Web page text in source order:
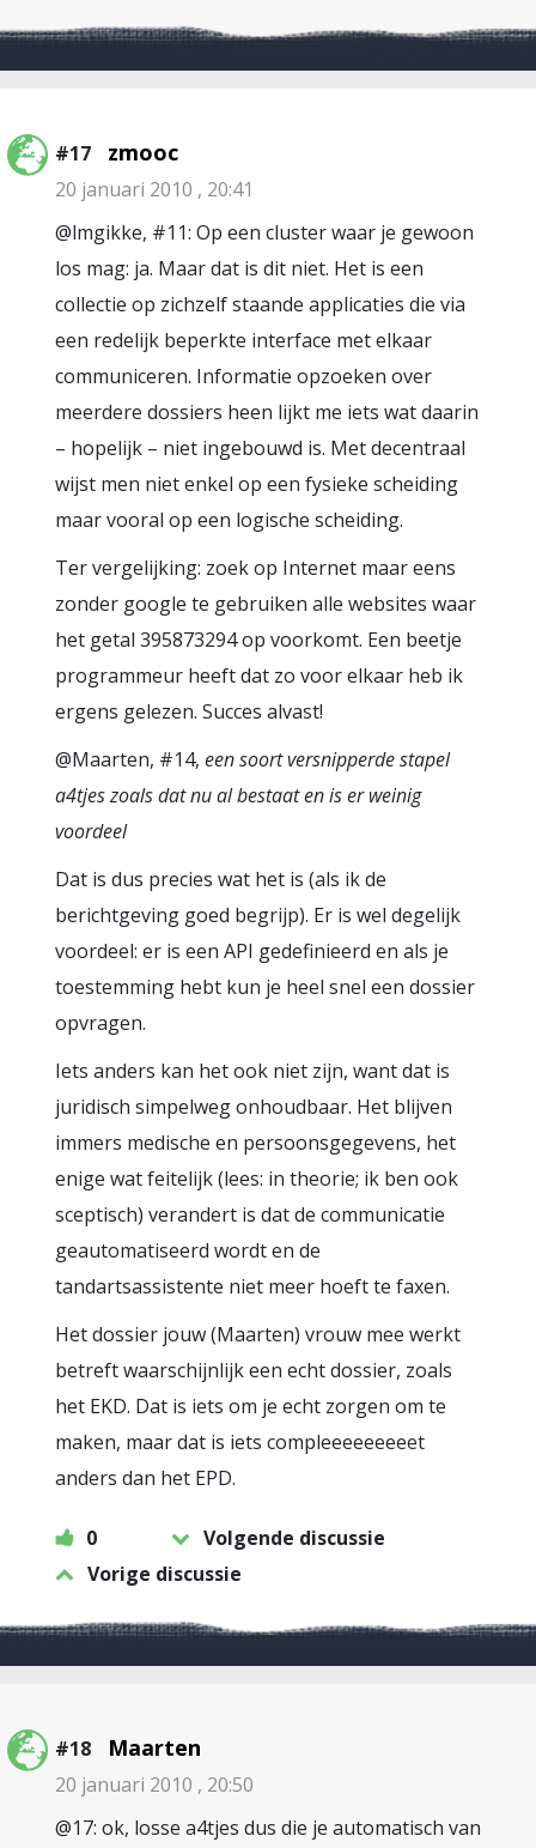
#17 zmooc
20 januari 2010 , 20:41
@lmgikke, #11: Op een cluster waar je gewoon
los mag: ja. Maar dat is dit niet. Het is een
collectie op zichzelf staande applicaties die via
een redelijk beperkte interface met elkaar
communiceren. Informatie opzoeken over
meerdere dossiers heen lijkt me iets wat daarin
– hopelijk – niet ingebouwd is. Met decentraal
wijst men niet enkel op een fysieke scheiding
maar vooral op een logische scheiding.
Ter vergelijking: zoek op Internet maar eens
zonder google te gebruiken alle websites waar
het getal 395873294 op voorkomt. Een beetje
programmeur heeft dat zo voor elkaar heb ik
ergens gelezen. Succes alvast!
@Maarten, #14, een soort versnipperde stapel
a4tjes zoals dat nu al bestaat en is er weinig
voordeel
Dat is dus precies wat het is (als ik de
berichtgeving goed begrijp). Er is wel degelijk
voordeel: er is een API gedefinieerd en als je
toestemming hebt kun je heel snel een dossier
opvragen.
Iets anders kan het ook niet zijn, want dat is
juridisch simpelweg onhoudbaar. Het blijven
immers medische en persoonsgegevens, het
enige wat feitelijk (lees: in theorie; ik ben ook
sceptisch) verandert is dat de communicatie
geautomatiseerd wordt en de
tandartsassistente niet meer hoeft te faxen.
Het dossier jouw (Maarten) vrouw mee werkt
betreft waarschijnlijk een echt dossier, zoals
het EKD. Dat is iets om je echt zorgen om te
maken, maar dat is iets compleeeeeeeeet
anders dan het EPD.
0
Volgende discussie
Vorige discussie
#18 Maarten
20 januari 2010 , 20:50
@17: ok, losse a4tjes dus die je automatisch van